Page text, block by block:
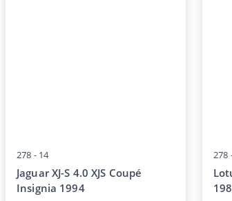
278 - 14
Jaguar XJ-S 4.0 XJS Coupé
Insignia 1994
278